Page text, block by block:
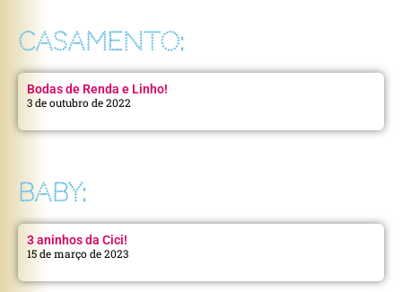
CASAMENTO:
Bodas de Renda e Linho!
3 de outubro de 2022
BABY:
3 aninhos da Cici!
15 de março de 2023